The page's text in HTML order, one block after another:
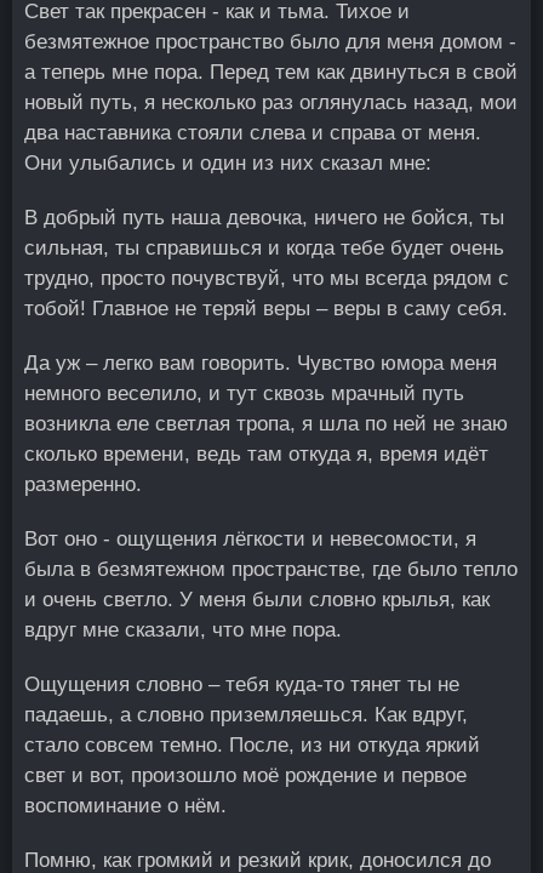
Свет так прекрасен - как и тьма. Тихое и
безмятежное пространство было для меня домом -
а теперь мне пора. Перед тем как двинуться в свой
новый путь, я несколько раз оглянулась назад, мои
два наставника стояли слева и справа от меня.
Они улыбались и один из них сказал мне:
В добрый путь наша девочка, ничего не бойся, ты
сильная, ты справишься и когда тебе будет очень
трудно, просто почувствуй, что мы всегда рядом с
тобой! Главное не теряй веры – веры в саму себя.
Да уж – легко вам говорить. Чувство юмора меня
немного веселило, и тут сквозь мрачный путь
возникла еле светлая тропа, я шла по ней не знаю
сколько времени, ведь там откуда я, время идёт
размеренно.
Вот оно - ощущения лёгкости и невесомости, я
была в безмятежном пространстве, где было тепло
и очень светло. У меня были словно крылья, как
вдруг мне сказали, что мне пора.
Ощущения словно – тебя куда-то тянет ты не
падаешь, а словно приземляешься. Как вдруг,
стало совсем темно. После, из ни откуда яркий
свет и вот, произошло моё рождение и первое
воспоминание о нём.
Помню, как громкий и резкий крик, доносился до